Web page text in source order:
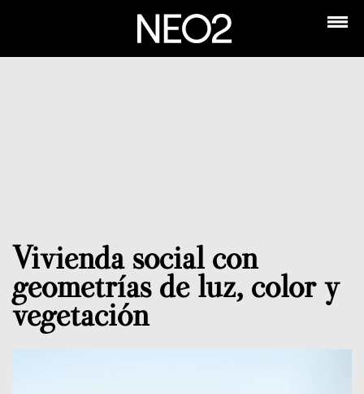
Vivienda social con
geometrías de luz, color y
vegetación